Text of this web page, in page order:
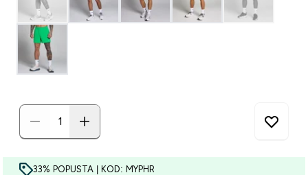
33% POPUSTA | KOD: MYPHR